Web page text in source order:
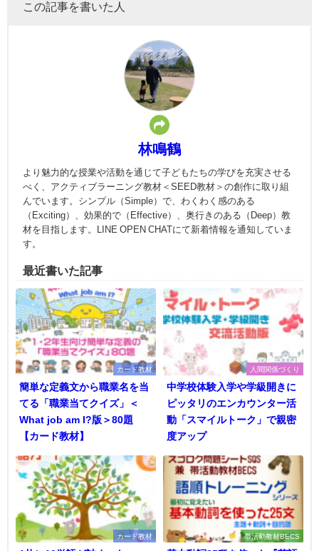
この記事を書いた人
林鳴鶴
より魅力的な授業や活動を通じて子どもたちの学びを充実させる
べく、アクティブラーニング教材＜SEED教材＞の創作に取り組
んでいます。シンプル（Simple）で、わくわく感のある
（Exciting）、効果的で（Effective）、奥行きのある（Deep）教
材を目指します。LINE OPEN CHATにて新着情報を通知していま
す。
最近書いた記事
カード教材
簡単な定義文から職業名を当
てる「職業当てクイズ」＜
What job am I?版＞80題
【カード教材】
人間関係づくり
中学校体験入学や学級開きに
ピッタリのエンカウンター活
動「スマイルトーク」で親密
度アップ
カード教材 帯活動教材BECS